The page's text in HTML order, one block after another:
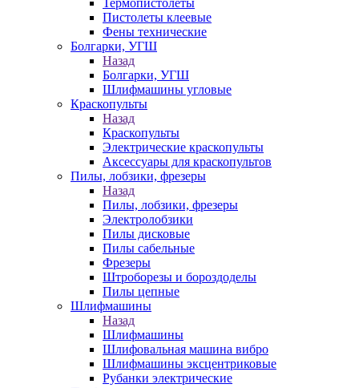
Термопистолеты
Пистолеты клеевые
Фены технические
Болгарки, УГШ
Назад
Болгарки, УГШ
Шлифмашины угловые
Краскопульты
Назад
Краскопульты
Электрические краскопульты
Аксессуары для краскопультов
Пилы, лобзики, фрезеры
Назад
Пилы, лобзики, фрезеры
Электролобзики
Пилы дисковые
Пилы сабельные
Фрезеры
Штроборезы и бороздоделы
Пилы цепные
Шлифмашины
Назад
Шлифмашины
Шлифовальная машина вибро
Шлифмашины эксцентриковые
Рубанки электрические